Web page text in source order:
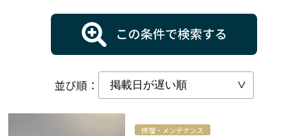
並び順：
修理・メンテナンス